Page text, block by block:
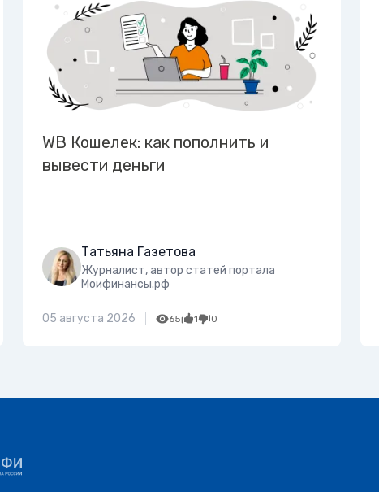
WB Кошелек: как пополнить и
вывести деньги
Татьяна Газетова
Журналист, автор статей портала
Моифинансы.рф
05 августа 2026 65 1 0